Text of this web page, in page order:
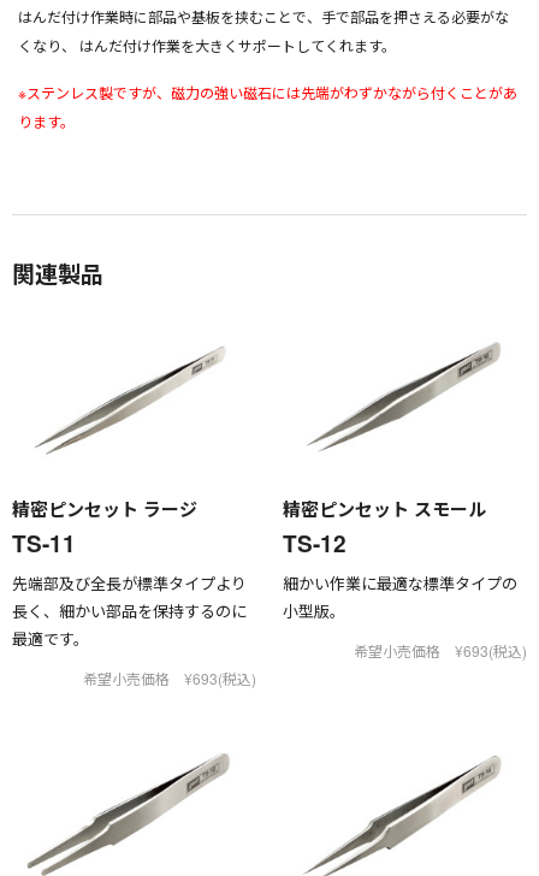
はんだ付け作業時に部品や基板を挟むことで、手で部品を押さえる必要がな
くなり、 はんだ付け作業を大きくサポートしてくれます。
※ステンレス製ですが、磁力の強い磁石には先端がわずかながら付くことがあ
ります。
関連製品
精密ピンセット ラージ
TS-11
先端部及び全長が標準タイプより
長く、細かい部品を保持するのに
最適です。
希望小売価格 ¥693(税込)
精密ピンセット スモール
TS-12
細かい作業に最適な標準タイプの
小型版。
希望小売価格 ¥693(税込)